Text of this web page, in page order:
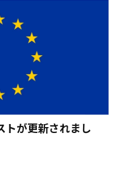
トが更新されまし